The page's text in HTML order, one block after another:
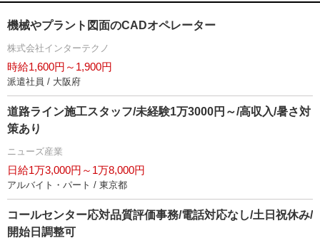
機械やプラント図面のCADオペレーター
株式会社インターテクノ
時給1,600円～1,900円
派遣社員 / 大阪府
道路ライン施工スタッフ/未経験1万3000円～/高収入/暑さ対
策あり
ニューズ産業
日給1万3,000円～1万8,000円
アルバイト・パート / 東京都
コールセンター応対品質評価事務/電話対応なし/土日祝休み/
開始日調整可